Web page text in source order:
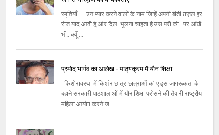
स्मृतियाँ..... उन प्यार करने वालों के नाम जिन्हें अपनी बीती ग़ज़ल हर
रोज याद आती है,और दिल भूलना चाहता है उस परी को...पर आँखें
भी.. क्यूँ ...
प्रमोद भार्गव का आलेख - पाठ्‌यक्रम में यौन शिक्षा
किशोरावस्‍था में किशोर छात्र-छात्राओं को एड्‌स जागरूकता के
बहाने सरकारी पाठशालाओं में यौन शिक्षा परोसने की तैयारी राष्‍ट्रीय
महिला आयोग करने ज...